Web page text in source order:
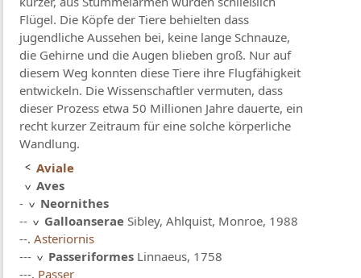
Flügel. Die Köpfe der Tiere behielten dass
jugendliche Aussehen bei, keine lange Schnauze,
die Gehirne und die Augen blieben groß. Nur auf
diesem Weg konnten diese Tiere ihre Flugfähigkeit
entwickeln. Die Wissenschaftler vermuten, dass
dieser Prozess etwa 50 Millionen Jahre dauerte, ein
recht kurzer Zeitraum für eine solche körperliche
Wandlung.
Aviale
Aves
-
Neornithes
--
Galloanserae Sibley, Ahlquist, Monroe, 1988
--.Asteriornis
---
Passeriformes Linnaeus, 1758
---. Passer